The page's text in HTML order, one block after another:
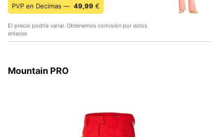
PVP en Decimas — 49,99 €
El precio podría variar. Obtenemos comisión por estos
enlaces
Mountain PRO